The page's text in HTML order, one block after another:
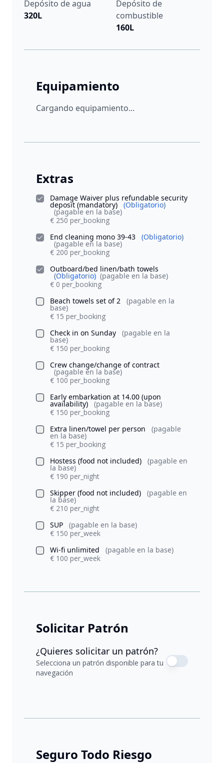
Depósito de agua
320L
Depósito de
combustible
160L
Equipamiento
Cargando equipamiento...
Extras
Damage Waiver plus refundable security
deposit (mandatory) (Obligatorio)
(pagable en la base)
€ 250 per_booking
End cleaning mono 39-43
(Obligatorio)
(pagable en la base)
€ 200 per_booking
Outboard/bed linen/bath towels
(Obligatorio) (pagable en la base)
€ 0 per_booking
Beach towels set of 2
(pagable en la
base)
€ 15 per_booking
Check in on Sunday
(pagable en la
base)
€ 150 per_booking
Crew change/change of contract
(pagable en la base)
€ 100 per_booking
Early embarkation at 14.00 (upon
availability)
(pagable en la base)
€ 150 per_booking
Extra linen/towel per person
(pagable
en la base)
€ 15 per_booking
Hostess (food not included)
(pagable en
la base)
€ 190 per_night
Skipper (food not included)
(pagable en
la base)
€ 210 per_night
SUP
(pagable en la base)
€ 150 per_week
Wi-fi unlimited
(pagable en la base)
€ 100 per_week
Solicitar Patrón
¿Quieres solicitar un patrón?
Selecciona un patrón disponible para tu
navegación
Seguro Todo Riesgo